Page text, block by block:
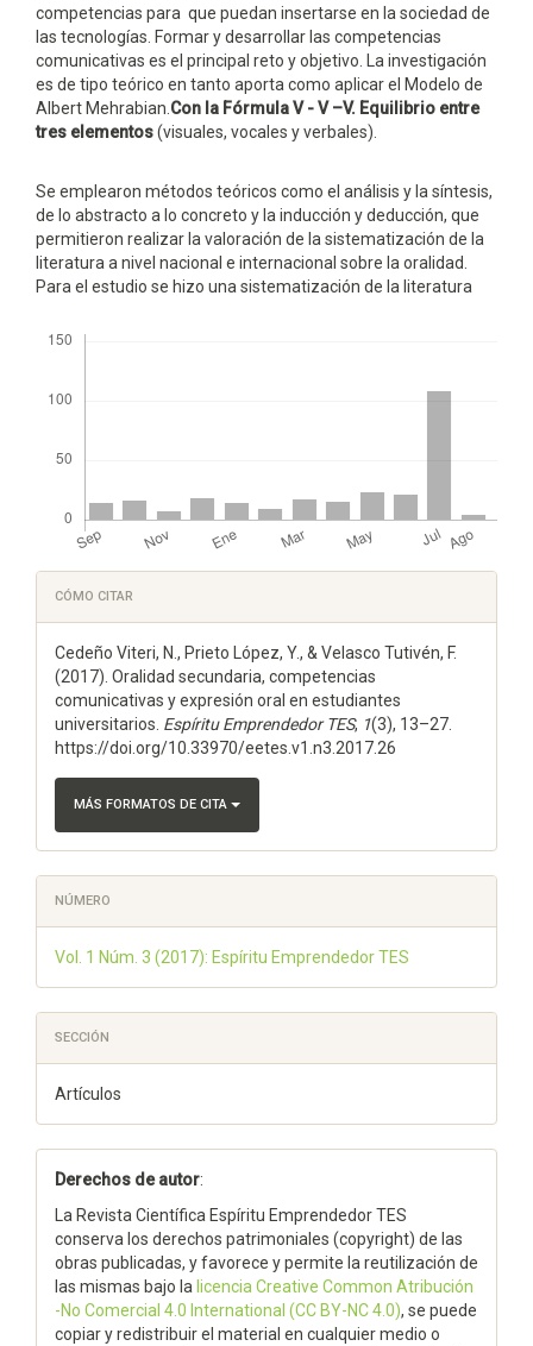
competencias para que puedan insertarse en la sociedad de
las tecnologías. Formar y desarrollar las competencias
comunicativas es el principal reto y objetivo. La investigación
es de tipo teórico en tanto aporta como aplicar el Modelo de
Albert Mehrabian. Con la Fórmula V - V –V. Equilibrio entre
tres elementos(visuales, vocales y verbales).
Se emplearon métodos teóricos como el análisis y la síntesis,
de lo abstracto a lo concreto y la inducción y deducción, que
permitieron realizar la valoración de la sistematización de la
literatura a nivel nacional e internacional sobre la oralidad.
Para el estudio se hizo una sistematización de la literatura
Detalles
del
artículo
CÓMO CITAR
Cedeño Viteri, N., Prieto López, Y., & Velasco Tutivén, F.
(2017). Oralidad secundaria, competencias
comunicativas y expresión oral en estudiantes
universitarios. Espí­ritu Emprendedor TES, 1(3), 13–27.
https://doi.org/10.33970/eetes.v1.n3.2017.26
MÁS FORMATOS DE CITA
NÚMERO
Vol. 1 Núm. 3 (2017): Espíritu Emprendedor TES
SECCIÓN
Artículos
Derechos de autor:
La Revista Científica Espíritu Emprendedor TES
conserva los derechos patrimoniales (copyright) de las
obras publicadas, y favorece y permite la reutilización de
las mismas bajo la licencia Creative Common Atribución
-No Comercial 4.0 International (CC BY-NC 4.0), se puede
copiar y redistribuir el material en cualquier medio o